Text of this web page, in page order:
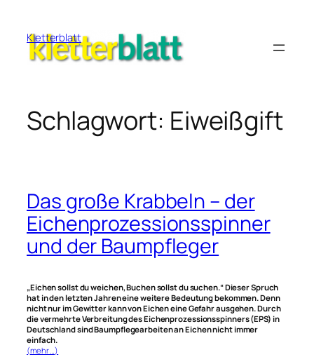
Inhalt
springen
Kletterblatt
Schlagwort: Eiweißgift
Das große Krabbeln – der
Eichenprozessionsspinner
und der Baumpfleger
„Eichen sollst du weichen, Buchen sollst du suchen.“ Dieser Spruch
hat in den letzten Jahren eine weitere Bedeutung bekommen. Denn
nicht nur im Gewitter kann von Eichen eine Gefahr ausgehen. Durch
die vermehrte Verbreitung des Eichenprozessionsspinners (EPS) in
Deutschland sind Baumpflegearbeiten an Eichen nicht immer
einfach.
(mehr …)